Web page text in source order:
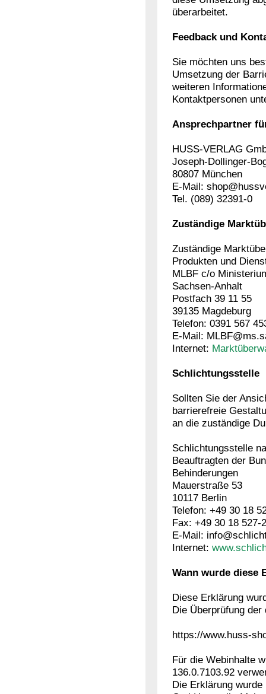
überarbeitet.
Feedback und
Sie möchten uns
Umsetzung der
weiteren
Kontaktpersonen
Ansprechpartner
HUSS-VERLAG
Joseph-Dollinger-
80807 München
E-Mail:
Tel. (089) 32391-0
Zuständige
Zuständige
Produkten und
MLBF c/o
Sachsen-Anhalt
Postfach 39 11 55
39135 Magdeburg
Telefon: 0391 567
E-Mail:
Internet:
Schlichtungsstelle
Sollten Sie der
barrierefreie
an die zuständige
Schlichtungsstelle
Beauftragten der
Behinderungen
Mauerstraße 53
10117 Berlin
Telefon: +49 30 18
Fax: +49 30 18 527-
E-Mail:
Internet:
Wann wurde diese
Diese Erklärung
Die Überprüfung
https://www.huss-
Für die Webinhalte
136.0.7103.92
Die Erklärung